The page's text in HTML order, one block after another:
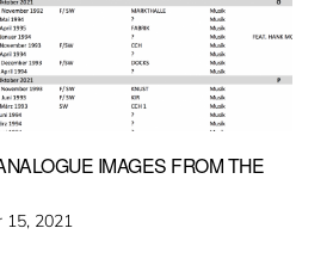
IMAGES FROM THE
15, 2021